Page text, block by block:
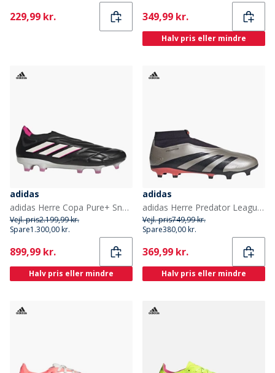
Current
229,99 kr. Current
349,99 kr.
Halv pris eller mindre
adidas
adidas Herre Copa Pure+ Snøreløse Own Your Football Pack FG Faste Jord Fodboldstøvler Core Black/Zero Metalic/Team Shock Pink
Vejl. pris2.199,99 kr.
Spare1.300,00 kr.
Current
899,99 kr.
Halv pris eller mindre
adidas
adidas Herre Predator League Snøreløse Vivid Horizon Pack FG Fast Bund Fodboldstøvler Platinum Metallic/Aurora Black/Turbo
Vejl. pris749,99 kr.
Spare380,00 kr.
Current
369,99 kr.
Halv pris eller mindre